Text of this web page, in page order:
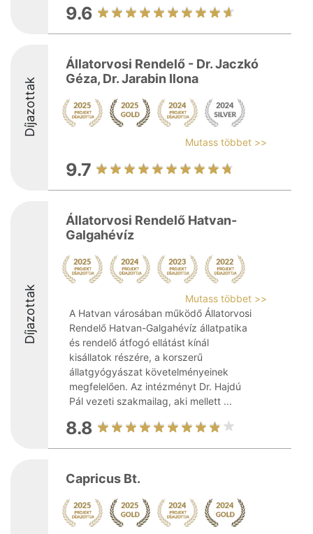
9.6
Díjazottak
Állatorvosi Rendelő - Dr. Jaczkó
Géza, Dr. Jarabin Ilona
Mutass többet >>
9.7
Díjazottak
Állatorvosi Rendelő Hatvan-
Galgahévíz
Mutass többet >>
A Hatvan városában működő Állatorvosi
Rendelő Hatvan-Galgahévíz állatpatika
és rendelő átfogó ellátást kínál
kisállatok részére, a korszerű
állatgyógyászat követelményeinek
megfelelően. Az intézményt Dr. Hajdú
Pál vezeti szakmailag, aki mellett ...
8.8
Capricus Bt.